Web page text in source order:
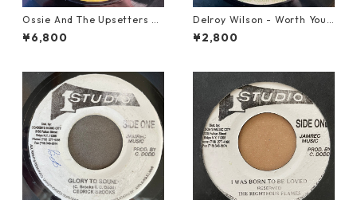
Ossie And The Upsetters -
True Love【7-22000】
¥6,800
Delroy Wilson - Worth Your
Weight In Gold【7-21965】
¥2,800